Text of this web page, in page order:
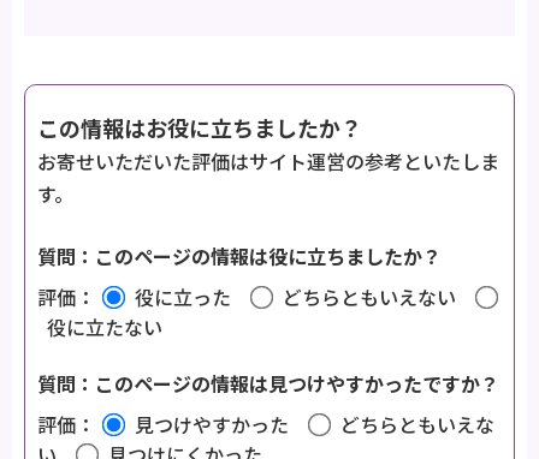
この情報はお役に立ちましたか？
お寄せいただいた評価はサイト運営の参考といたしま
す。
質問：このページの情報は役に立ちましたか？
評価：
役に立った
どちらともいえない
役に立たない
質問：このページの情報は見つけやすかったですか？
評価：
見つけやすかった
どちらともいえな